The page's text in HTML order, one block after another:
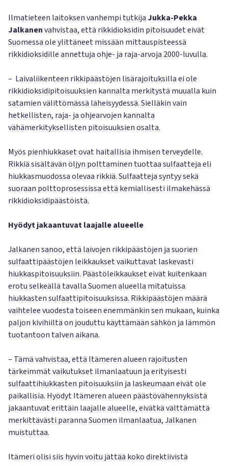
Ilmatieteen laitoksen vanhempi tutkija Jukka-Pekka
Jalkanenvahvistaa, että rikkidioksidin pitoisuudet eivät
Suomessa ole ylittäneet missään mittauspisteessä
rikkidioksidille annettuja ohje- ja raja-arvoja 2000-luvulla.
– Laivaliikenteen rikkipäästöjen lisärajoituksilla ei ole
rikkidioksidipitoisuuksien kannalta merkitystä muualla kuin
satamien välittömässä läheisyydessä. Sielläkin vain
hetkellisten, raja- ja ohjearvojen kannalta
vähämerkityksellisten pitoisuuksien osalta.
Myös pienhiukkaset ovat haitallisia ihmisen terveydelle.
Rikkiä sisältävän öljyn polttaminen tuottaa sulfaatteja eli
hiukkasmuodossa olevaa rikkiä. Sulfaatteja syntyy sekä
suoraan polttoprosessissa että kemiallisesti ilmakehässä
rikkidioksidipäästöistä.
Hyödyt jakaantuvat laajalle alueelle
Jalkanen sanoo, että laivojen rikkipäästöjen ja suorien
sulfaattipäästöjen leikkaukset vaikuttavat laskevasti
hiukkaspitoisuuksiin. Päästöleikkaukset eivät kuitenkaan
erotu selkeällä tavalla Suomen alueella mitatuissa
hiukkasten sulfaattipitoisuuksissa. Rikkipäästöjen määrä
vaihtelee vuodesta toiseen enemmänkin sen mukaan, kuinka
paljon kivihiiltä on jouduttu käyttämään sähkön ja lämmön
tuotantoon talven aikana.
– Tämä vahvistaa, että Itämeren alueen rajoitusten
tärkeimmät vaikutukset ilmanlaatuun ja erityisesti
sulfaattihiukkasten pitoisuuksiin ja laskeumaan eivät ole
paikallisia. Hyödyt Itämeren alueen päästövähennyksistä
jakaantuvat erittäin laajalle alueelle, eivätkä välttämättä
merkittävästi paranna Suomen ilmanlaatua, Jalkanen
muistuttaa.
Itämeri olisi siis hyvin voitu jättää koko direktiivistä